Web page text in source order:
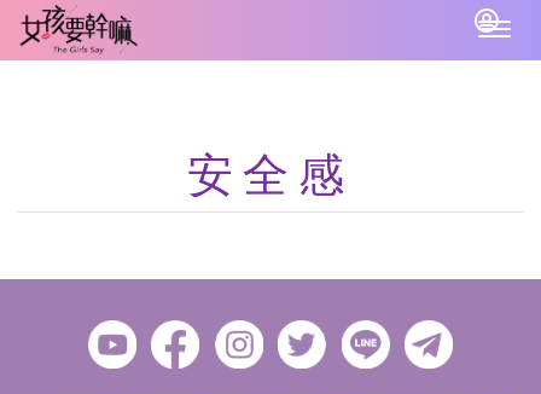
安全感